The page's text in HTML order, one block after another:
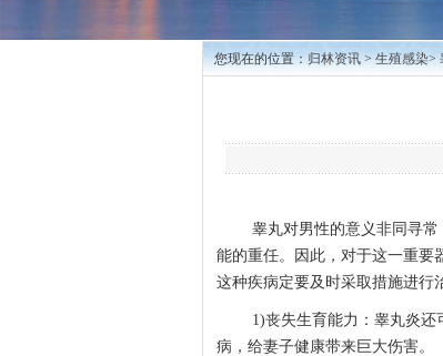
您现在的位置： 归林资讯>生殖感染>
睾丸对男性的意义非同寻
能的重任。因此，对于这一重要
这种疾病定要及时采取措施进行
1)丧失生育能力：睾丸炎
病，给妻子健康带来巨大伤害。